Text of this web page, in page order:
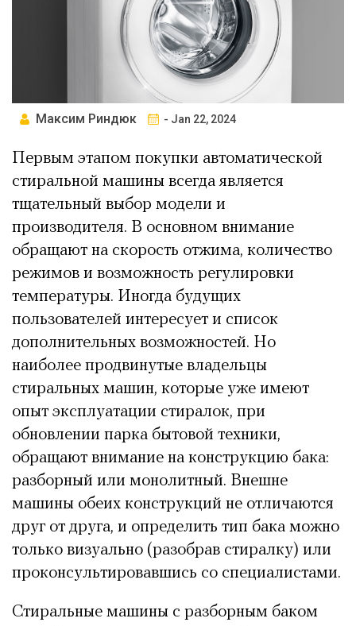
Максим Риндюк - Jan 22, 2024
Первым этапом покупки автоматической
стиральной машины всегда является
тщательный выбор модели и
производителя. В основном внимание
обращают на скорость отжима, количество
режимов и возможность регулировки
температуры. Иногда будущих
пользователей интересует и список
дополнительных возможностей. Но
наиболее продвинутые владельцы
стиральных машин, которые уже имеют
опыт эксплуатации стиралок, при
обновлении парка бытовой техники,
обращают внимание на конструкцию бака:
разборный или монолитный. Внешне
машины обеих конструкций не отличаются
друг от друга, и определить тип бака можно
только визуально (разобрав стиралку) или
проконсультировавшись со специалистами.
Стиральные машины с разборным баком